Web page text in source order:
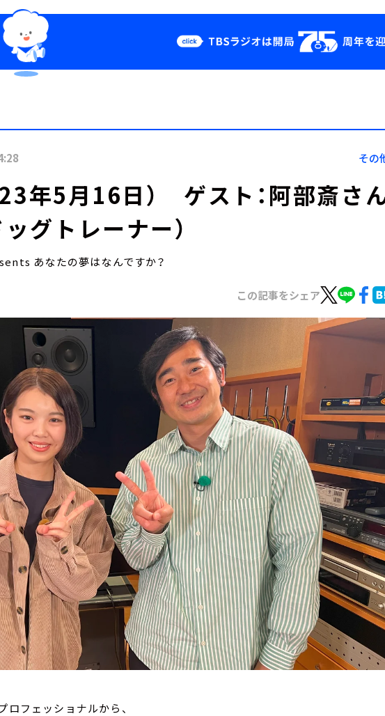
Podcast
YouTube
その
年5月16日） ゲスト：阿部斎さ
グトレーナー）
あなたの夢はなんですか？
この記事をシェア
フェッショナルから、